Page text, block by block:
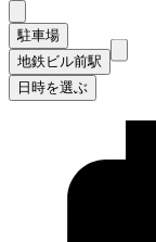
駐車場
地鉄ビル前駅
日時を選ぶ